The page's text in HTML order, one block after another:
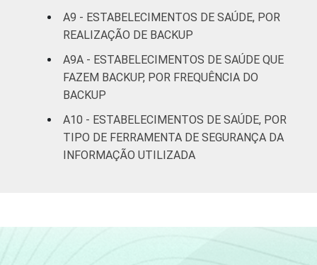
A9 - ESTABELECIMENTOS DE SAÚDE, POR
REALIZAÇÃO DE BACKUP
A9A - ESTABELECIMENTOS DE SAÚDE QUE
FAZEM BACKUP, POR FREQUÊNCIA DO
BACKUP
A10 - ESTABELECIMENTOS DE SAÚDE, POR
TIPO DE FERRAMENTA DE SEGURANÇA DA
INFORMAÇÃO UTILIZADA